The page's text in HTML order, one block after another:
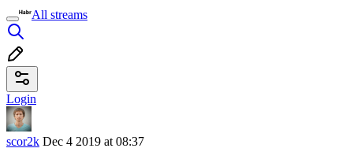
All streams
Login
scor2k Dec 4 2019 at 08:37